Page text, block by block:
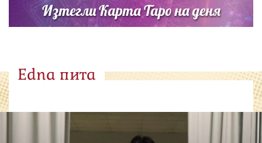
Изтегли Карта Таро на деня
Edna пита